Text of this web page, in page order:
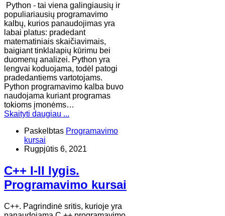
Python - tai viena galingiausių ir
populiariausių programavimo
kalbų, kurios panaudojimas yra
labai platus: pradedant
matematiniais skaičiavimais,
baigiant tinklalapių kūrimu bei
duomenų analizei. Python yra
lengvai koduojama, todėl patogi
pradedantiems vartotojams.
Python programavimo kalba buvo
naudojama kuriant programas
tokioms įmonėms…
Skaityti daugiau ...
Paskelbtas Programavimo
kursai
Rugpjūtis 6, 2021
C++ I-II lygis.
Programavimo kursai
C++. Pagrindinė sritis, kurioje yra